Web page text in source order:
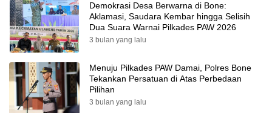
Demokrasi Desa Berwarna di Bone:
Aklamasi, Saudara Kembar hingga Selisih
Dua Suara Warnai Pilkades PAW 2026
3 bulan yang lalu
Menuju Pilkades PAW Damai, Polres Bone
Tekankan Persatuan di Atas Perbedaan
Pilihan
3 bulan yang lalu